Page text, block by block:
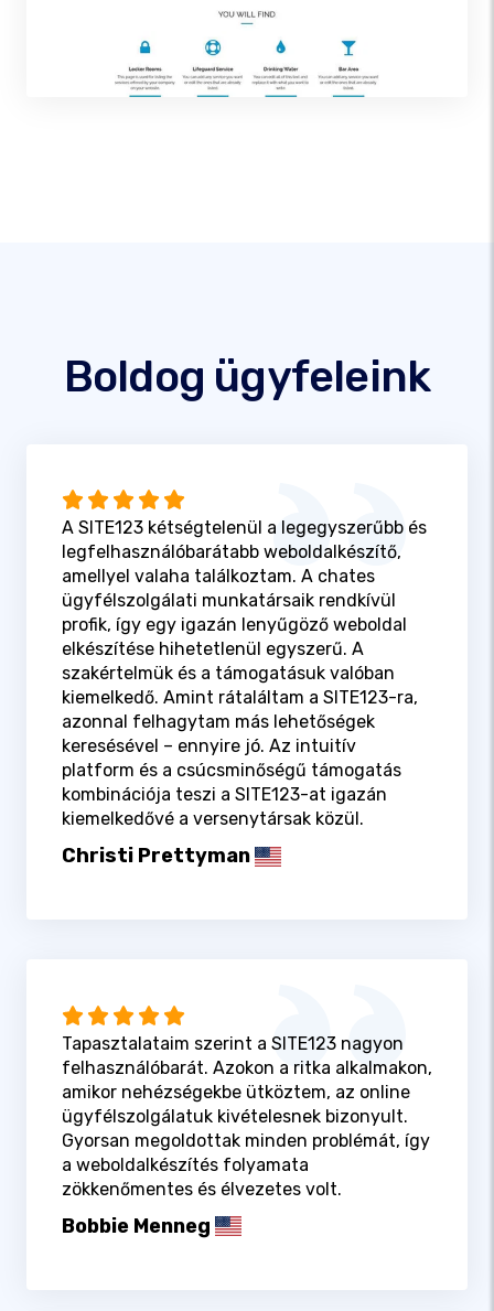
Boldog ügyfeleink
A SITE123 kétségtelenül a legegyszerűbb és
legfelhasználóbarátabb weboldalkészítő,
amellyel valaha találkoztam. A chates
ügyfélszolgálati munkatársaik rendkívül
profik, így egy igazán lenyűgöző weboldal
elkészítése hihetetlenül egyszerű. A
szakértelmük és a támogatásuk valóban
kiemelkedő. Amint rátaláltam a SITE123-ra,
azonnal felhagytam más lehetőségek
keresésével – ennyire jó. Az intuitív
platform és a csúcsminőségű támogatás
kombinációja teszi a SITE123-at igazán
kiemelkedővé a versenytársak közül.
Christi Prettyman
Tapasztalataim szerint a SITE123 nagyon
felhasználóbarát. Azokon a ritka alkalmakon,
amikor nehézségekbe ütköztem, az online
ügyfélszolgálatuk kivételesnek bizonyult.
Gyorsan megoldottak minden problémát, így
a weboldalkészítés folyamata
zökkenőmentes és élvezetes volt.
Bobbie Menneg